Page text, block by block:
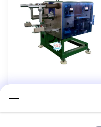
التلقائي التجميع